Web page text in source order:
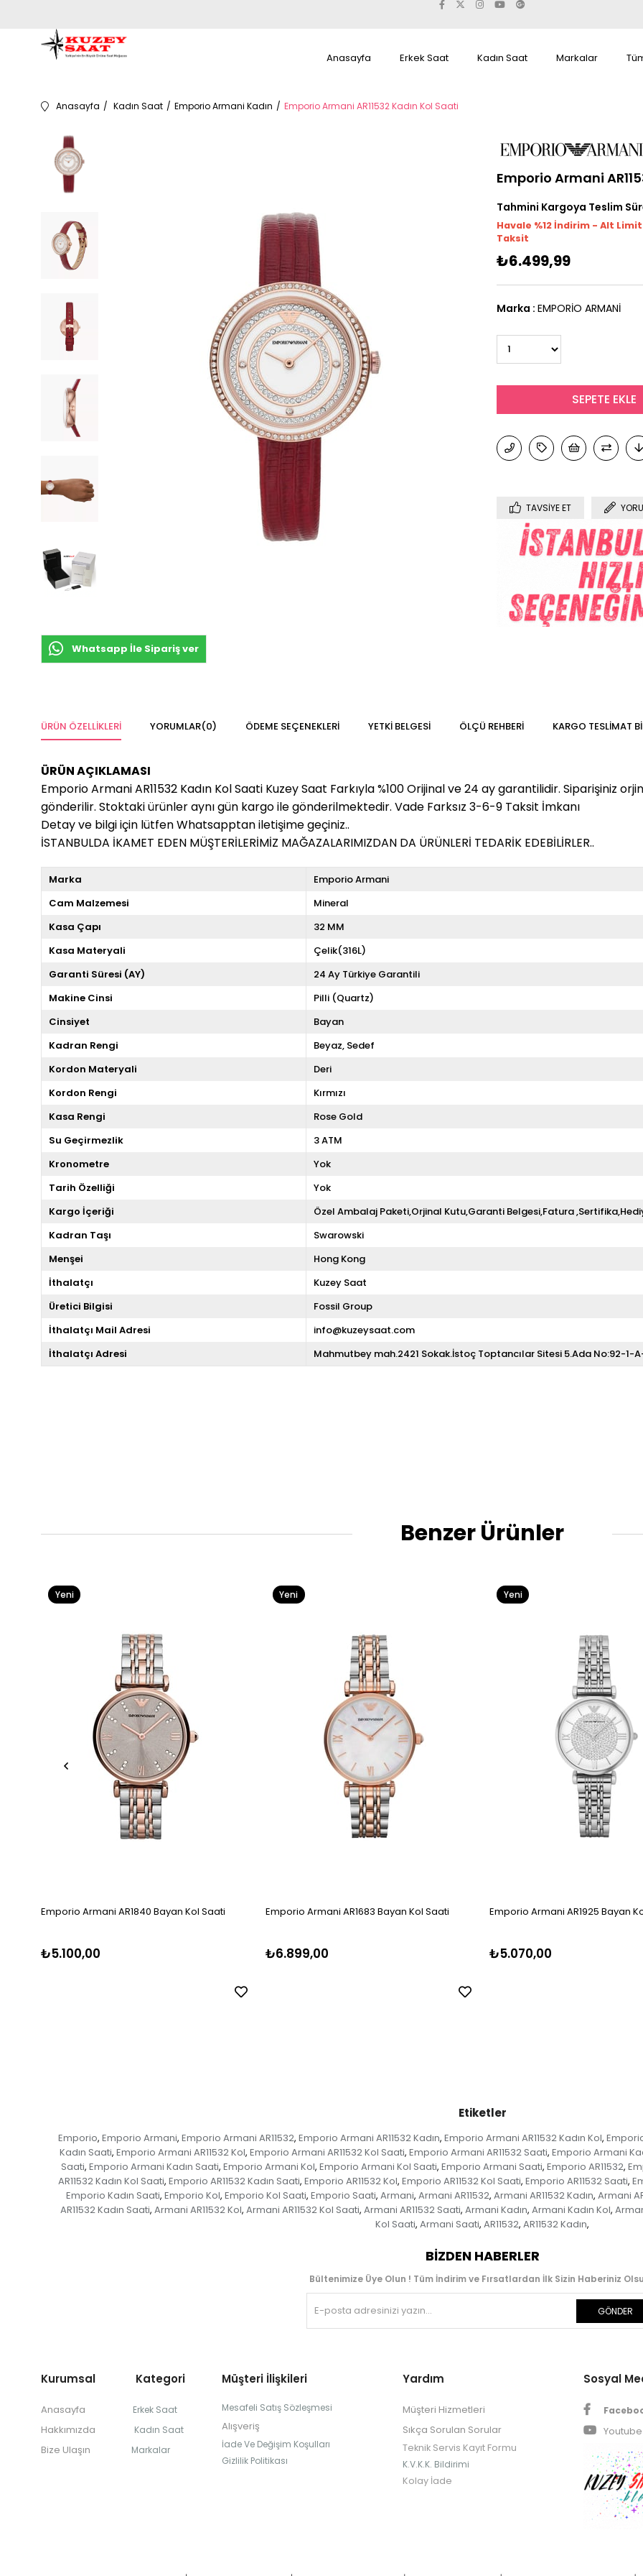
Anasayfa Erkek Saat Kadın Saat Markalar
Anasayfa Kadın Saat Emporio Armani Kadın Emporio Armani AR11532 Kadın Kol Saati
Whatsapp İle Sipariş ver
Emporio Armani
Tahmini Kargoya Teslim
Havale %12 İndirim - Alt Limit
Taksit
₺6.499,99
Marka : EMPORİO ARMANİ
TAVSIYE ET
ÜRÜN ÖZELLIKLERI YORUMLAR(0) ÖDEME SEÇENEKLERI YETKİ BELGESİ ÖLÇÜ REHBERI KARGO TESLIMAT
ÜRÜN AÇIKLAMASI
Emporio Armani AR11532 Kadın Kol Saati Kuzey Saat Farkıyla %100 Orijinal ve 24 ay garantilidir. Siparişiniz
gönderilir. Stoktaki ürünler aynı gün kargo ile gönderilmektedir. Vade Farksız 3-6-9 Taksit İmkanı
Detay ve bilgi için lütfen Whatsapptan iletişime geçiniz..
İSTANBULDA İKAMET EDEN MÜŞTERİLERİMİZ MAĞAZALARIMIZDAN DA ÜRÜNLERİ TEDARİK EDEBİLİRLER..
Marka
Emporio Armani
Cam Malzemesi
Mineral
Kasa Çapı
32 MM
Kasa Materyali
Çelik(316L)
Garanti Süresi (AY)
24 Ay Türkiye Garantili
Makine Cinsi
Pilli (Quartz)
Cinsiyet
Bayan
Kadran Rengi
Beyaz Sedef
Kordon Materyali
Deri
Kordon Rengi
Kırmızı
Kasa Rengi
Rose Gold
Su Geçirmezlik
3 ATM
Kronometre
Yok
Tarih Özelliği
Yok
Kargo İçeriği
Özel Ambalaj Paketi,Orjinal Kutu,Garanti Belgesi,Fatura
Kadran Taşı
Swarowski
Menşei
Hong Kong
İthalatçı
Kuzey Saat
Üretici Bilgisi
Fossil Group
İthalatçı Mail Adresi
info@kuzeysaat.com
İthalatçı Adresi
Mahmutbey mah.2421 Sokak.İstoç Toptancılar Sitesi 5.Ada No:92-1-
Benzer Ürünler
Emporio Armani AR1840 Bayan Kol Saati
₺5.100,00
Yeni
Emporio Armani AR1683 Bayan Kol Saati
₺6.899,00
Yeni
Emporio Armani AR1925 Bayan
₺5.070,00
Yeni
Etiketler
Emporio, Emporio Armani, Emporio Armani AR11532, Emporio Armani AR11532 Kadın, Emporio Armani AR11532 Kadın Kol,
Kadın Saati, Emporio Armani AR11532 Kol, Emporio Armani AR11532 Kol Saati, Emporio Armani AR11532 Saati, Emporio Armani
Saati, Emporio Armani Kadın Saati, Emporio Armani Kol, Emporio Armani Kol Saati, Emporio Armani Saati, Emporio AR11532,
AR11532 Kadın Kol Saati, Emporio AR11532 Kadın Saati, Emporio AR11532 Kol, Emporio AR11532 Kol Saati, Emporio AR11532 Saati,
Emporio Kadın Saati, Emporio Kol, Emporio Kol Saati, Emporio Saati, Armani, Armani AR11532, Armani AR11532 Kadın, Armani
AR11532 Kadın Saati, Armani AR11532 Kol, Armani AR11532 Kol Saati, Armani AR11532 Saati, Armani Kadın, Armani Kadın Kol,
Kol Saati, Armani Saati, AR11532, AR11532 Kadın,
BIZDEN HABERLER
Bültenimize Üye Olun ! Tüm İndirim ve Fırsatlardan İlk Sizin Haberiniz
GÖNDER
Kurumsal Kategori
Anasayfa Erkek Saat
Hakkımızda Kadın Saat
Bize Ulaşın Markalar
Müşteri İlişkileri
Mesafeli Satış Sözleşmesi
Alışveriş
İade Ve Değişim Koşulları
Gizlilik Politikası
Yardım
Müşteri Hizmetleri
Sıkça Sorulan Sorular
Teknik Servis Kayıt Formu
K.V.K.K. Bildirimi
Kolay İade
Sosyal
Youtube